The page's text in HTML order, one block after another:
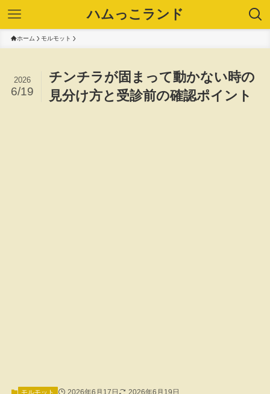
ハムっこランド
ホーム モルモット
チンチラが固まって動かない時の
見分け方と受診前の確認ポイント
2026
6/19
モルモット